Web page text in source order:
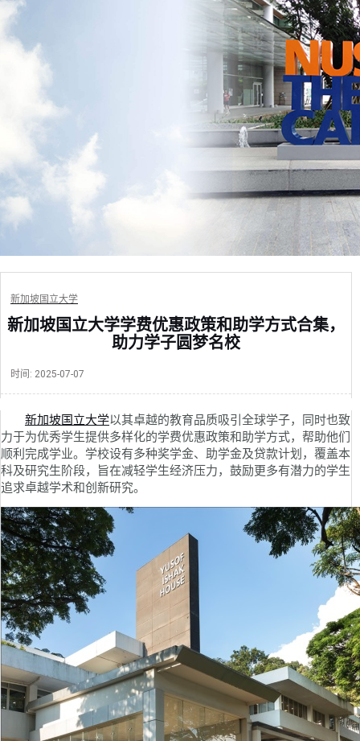
新加坡国立大学
新加坡国立大学学费优惠政策和助学方式合集，
助力学子圆梦名校
时间: 2025-07-07
新加坡国立大学以其卓越的教育品质吸引全球学子，同时也致
力于为优秀学生提供多样化的学费优惠政策和助学方式，帮助他们
顺利完成学业。学校设有多种奖学金、助学金及贷款计划，覆盖本
科及研究生阶段，旨在减轻学生经济压力，鼓励更多有潜力的学生
追求卓越学术和创新研究。